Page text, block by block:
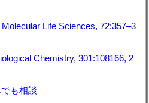
Life Sciences, 72:357–3
Chemistry, 301:108166, 2
も相談